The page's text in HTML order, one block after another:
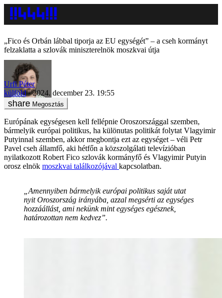
„Fico és Orbán lábbal tiporja az EU egységét” – a cseh kormányt
felzaklatta a szlovák miniszterelnök moszkvai útja
Urfi Péter
külföld
2024. december 23. 19:55
Megosztás
Európának egységesen kell fellépnie Oroszországgal szemben,
bármelyik európai politikus, ha különutas politikát folytat Vlagyimir
Putyinnal szemben, akkor megbontja ezt az egységet – véli Petr
Pavel cseh államfő, aki hétfőn a közszolgálati televízióban
nyilatkozott Robert Fico szlovák kormányfő és Vlagyimir Putyin
orosz elnök moszkvai találkozójával kapcsolatban.
„Amennyiben bármelyik európai politikus saját utat
nyit Oroszország irányába, azzal megsérti az egységes
hozzáállást, ami nekünk mint egységes egésznek,
határozottan nem kedvez”.